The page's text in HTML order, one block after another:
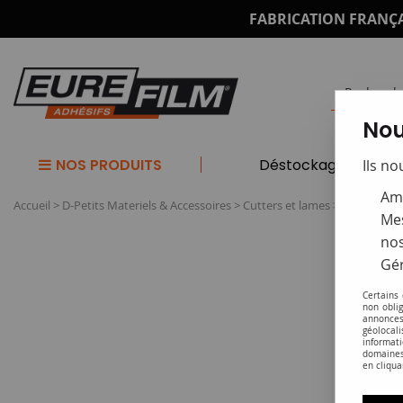
FABRICATION
NOS PRODUITS Déstockage
Accueil > D-Petits Materiels & Accessoires > Cutters et lames > Cutter
Ils
Certains
non
en